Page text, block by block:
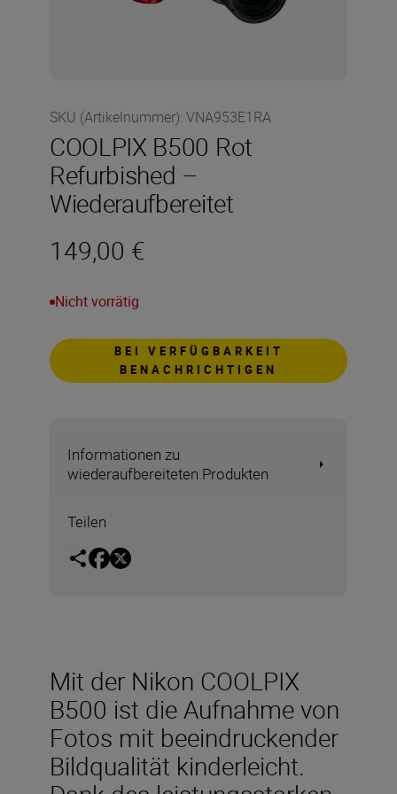
SKU (Artikelnummer): VNA953E1RA
COOLPIX B500 Rot
Refurbished –
Wiederaufbereitet
149,00 €
Nicht vorrätig
BEI VERFÜGBARKEIT
BENACHRICHTIGEN
Informationen zu
wiederaufbereiteten Produkten
Teilen
Mit der Nikon COOLPIX
B500 ist die Aufnahme von
Fotos mit beeindruckender
Bildqualität kinderleicht.